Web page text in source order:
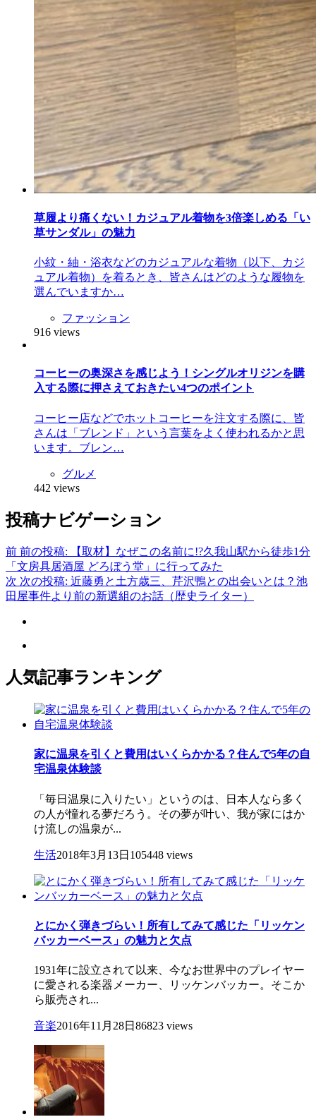
草履より痛くない！カジュアル着物を3倍楽しめる「い
草サンダル」の魅力
小紋・紬・浴衣などのカジュアルな着物（以下、カジ
ュアル着物）を着るとき、皆さんはどのような履物を
選んでいますか…
ファッション
916 views
コーヒーの奥深さを感じよう！シングルオリジンを購
入する際に押さえておきたい4つのポイント
コーヒー店などでホットコーヒーを注文する際に、皆
さんは「ブレンド」という言葉をよく使われるかと思
います。ブレン…
グルメ
442 views
投稿ナビゲーション
前 前の投稿:
【取材】なぜこの名前に!?久我山駅から徒歩1分
「文房具居酒屋 どろぼう堂」に行ってみた
次 次の投稿: 近藤勇と土方歳三、芹沢鴨との出会いとは？池
田屋事件より前の新選組のお話（歴史ライター）
人気記事ランキング
家に温泉を引くと費用はいくらかかる？住んで5年の自
宅温泉体験談
「毎日温泉に入りたい」というのは、日本人なら多く
の人が憧れる夢だろう。その夢が叶い、我が家にはか
け流しの温泉が...
生活2018年3月13日 105448 views
とにかく弾きづらい！所有してみて感じた「リッケン
バッカーベース」の魅力と欠点
1931年に設立されて以来、今なお世界中のプレイヤー
に愛される楽器メーカー、リッケンバッカー。そこか
ら販売され...
音楽2016年11月28日 86823 views